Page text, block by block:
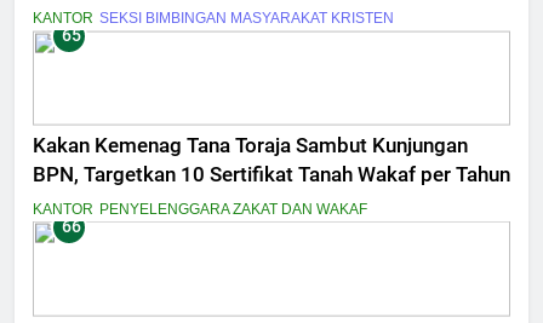
Tantangan di Era Digital
KANTOR SEKSI BIMBINGAN MASYARAKAT KRISTEN
65
Kakan Kemenag Tana Toraja Sambut Kunjungan
BPN, Targetkan 10 Sertifikat Tanah Wakaf per Tahun
KANTOR PENYELENGGARA ZAKAT DAN WAKAF
66